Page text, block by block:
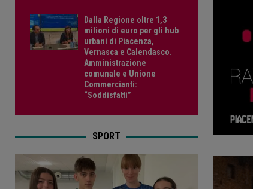
Dalla Regione oltre 1,3
milioni di euro per gli hub
urbani di Piacenza,
Vernasca e Calendasco.
Amministrazione
comunale e Unione
Commercianti:
“Soddisfatti”
SPORT